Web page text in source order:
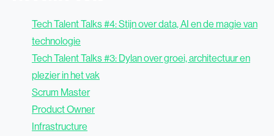
Tech Talent Talks #4: Stijn over data, AI en de magie van
technologie
Tech Talent Talks #3: Dylan over groei, architectuur en
plezier in het vak
Scrum Master
Product Owner
Infrastructure